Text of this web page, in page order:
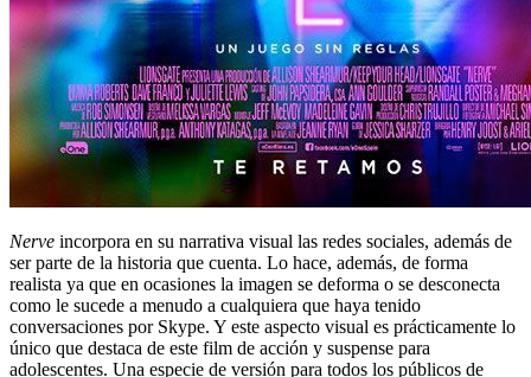
Nerve incorpora en su narrativa visual las redes sociales, además de
ser parte de la historia que cuenta. Lo hace, además, de forma
realista ya que en ocasiones la imagen se deforma o se desconecta
como le sucede a menudo a cualquiera que haya tenido
conversaciones por Skype. Y este aspecto visual es prácticamente lo
único que destaca de este film de acción y suspense para
adolescentes. Una especie de versión para todos los públicos de